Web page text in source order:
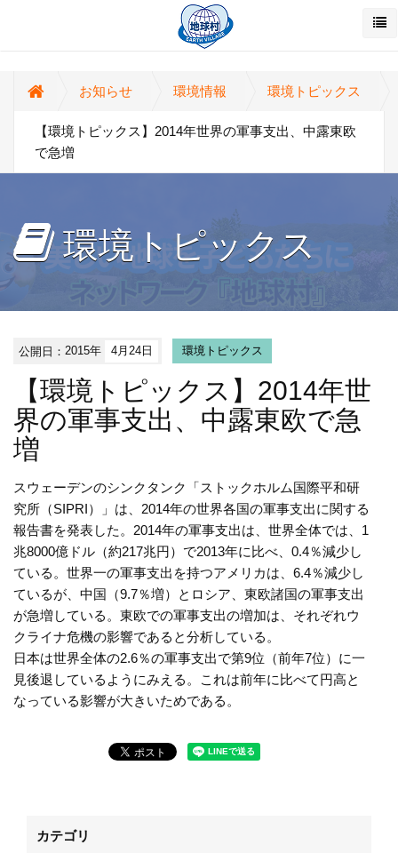
お知らせ 環境情報 環境トピックス
【環境トピックス】2014年世界の軍事支出、中露東欧
で急増
環境トピックス
公開日：2015年 4月24日 環境トピックス
【環境トピックス】2014年世
界の軍事支出、中露東欧で急
増
スウェーデンのシンクタンク「ストックホルム国際平和研
究所（SIPRI）」は、2014年の世界各国の軍事支出に関する
報告書を発表した。2014年の軍事支出は、世界全体では、1
兆8000億ドル（約217兆円）で2013年に比べ、0.4％減少し
ている。世界一の軍事支出を持つアメリカは、6.4％減少し
ているが、中国（9.7％増）とロシア、東欧諸国の軍事支出
が急増している。東欧での軍事支出の増加は、それぞれウ
クライナ危機の影響であると分析している。
日本は世界全体の2.6％の軍事支出で第9位（前年7位）に一
見後退しているようにみえる。これは前年に比べて円高と
なっている影響が大きいためである。
カテゴリ